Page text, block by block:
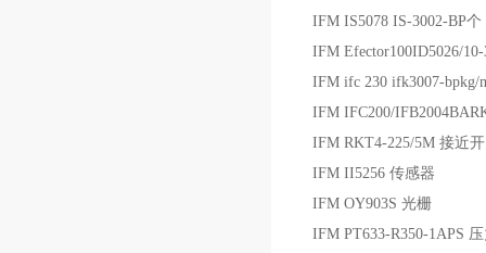
IFM IS5078 IS-3002-BP
IFM Efector100ID5026/
IFM ifc 230 ifk3007-bpkg/
IFM IFC200/
IFM RKT4-225/5M 接近
IFM II5256 传感器
IFM OY903S 光栅
IFM PT633-R350-1APS